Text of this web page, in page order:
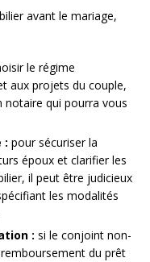
avant le mariage,
le régime
aux projets du couple,
notaire qui pourra vous
: pour sécuriser la
époux et clarifier les
il peut être judicieux
les modalités
: si le conjoint non-
du prêt